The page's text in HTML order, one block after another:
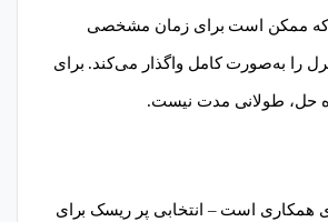
که ممکن است برای زمان مشخصی
را به‌صورت کامل واگذار می‌کند. برای
حل، طولانی مدت نیست.
همکاری است – انتخابی پر ریسک برای